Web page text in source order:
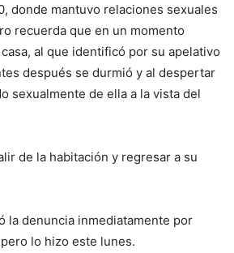
donde mantuvo relaciones sexuales
recuerda que en un momento
al que identificó por su apelativo
después se durmió y al despertar
sexualmente de ella a la vista del
de la habitación y regresar a su
la denuncia inmediatamente por
lo hizo este lunes.